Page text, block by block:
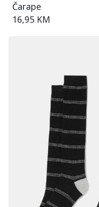
Čarape
16,95 KM